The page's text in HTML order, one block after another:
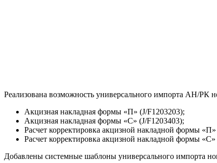
Реализована возможность универсального импорта АН/РК
Акцизная накладная формы «П» (J/F1203203);
Акцизная накладная формы «C» (J/F1203403);
Расчет корректировка акцизной накладной формы
Расчет корректировка акцизной накладной формы «C»
Добавлены системные шаблоны универсального импорта